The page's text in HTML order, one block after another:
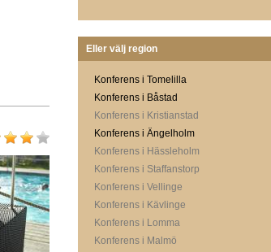
Eller välj region
Konferens i Tomelilla
Konferens i Båstad
Konferens i Kristianstad
Konferens i Ängelholm
Konferens i Hässleholm
Konferens i Staffanstorp
Konferens i Vellinge
Konferens i Kävlinge
Konferens i Lomma
Konferens i Malmö